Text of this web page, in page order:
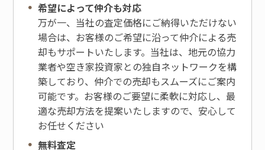
希望によって仲介も対応
万が一、当社の査定価格にご納得いただけない
場合は、お客様のご希望に沿って仲介による売
却もサポートいたします。当社は、地元の協力
業者や空き家投資家との独自ネットワークを構
築しており、仲介での売却もスムーズにご案内
可能です。お客様のご要望に柔軟に対応し、最
適な売却方法を提案いたしますので、安心して
お任せください
無料査定